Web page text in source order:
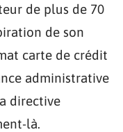
de plus de 70
de son
carte de crédit
administrative
directive
là.